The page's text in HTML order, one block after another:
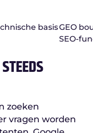
basisGEO
SEO-
zoeken
vragen worden